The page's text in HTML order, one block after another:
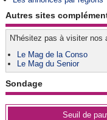
Autres sites
N'hésitez pas à visiter
Le Mag de la Conso
Le Mag du Senior
Sondage
Seuil de